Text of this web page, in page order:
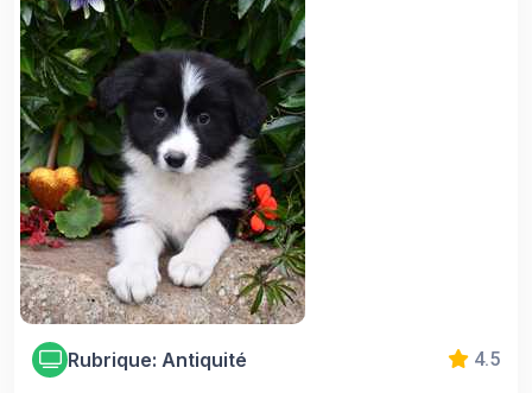
Rubrique: Antiquité 4.5